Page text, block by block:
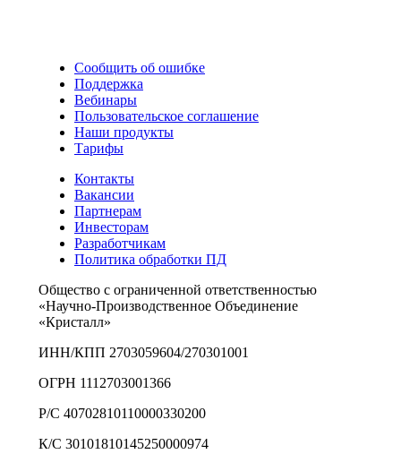
Сообщить об ошибке
Поддержка
Вебинары
Пользовательское соглашение
Наши продукты
Тарифы
Контакты
Вакансии
Партнерам
Инвесторам
Разработчикам
Политика обработки ПД
Общество с ограниченной ответственностью
«Научно-Производственное Объединение
«Кристалл»
ИНН/КПП 2703059604/270301001
ОГРН 1112703001366
Р/С 40702810110000330200
К/С 30101810145250000974